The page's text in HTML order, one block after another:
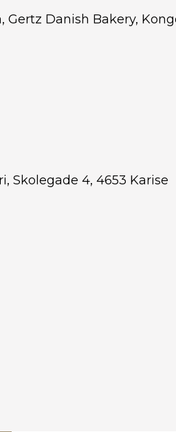
Danish Bakery,
Skolegade 4, 4653 Karise